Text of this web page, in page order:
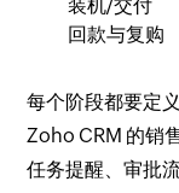
装机/交付
回款与复购
每个阶段都要定
Zoho CRM 的销
任务提醒、审批